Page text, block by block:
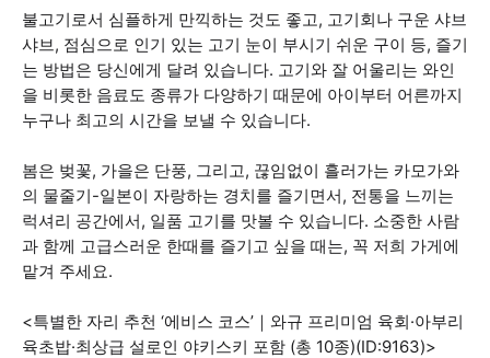
불고기로서 심플하게 만끽하는 것도 좋고, 고기회나 구운 샤브
샤브, 점심으로 인기 있는 고기 눈이 부시기 쉬운 구이 등, 즐기
는 방법은 당신에게 달려 있습니다. 고기와 잘 어울리는 와인
을 비롯한 음료도 종류가 다양하기 때문에 아이부터 어른까지
누구나 최고의 시간을 보낼 수 있습니다.
봄은 벚꽃, 가을은 단풍, 그리고, 끊임없이 흘러가는 카모가와
의 물줄기-일본이 자랑하는 경치를 즐기면서, 전통을 느끼는
럭셔리 공간에서, 일품 고기를 맛볼 수 있습니다. 소중한 사람
과 함께 고급스러운 한때를 즐기고 싶을 때는, 꼭 저희 가게에
맡겨 주세요.
<특별한 자리 추천 ‘에비스 코스’｜와규 프리미엄 육회·아부리
육초밥·최상급 설로인 야키스키 포함 (총 10종)(ID:9163)>